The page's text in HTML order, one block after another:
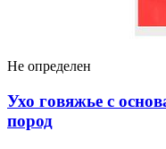
Не определен
Ухо говяжье с
пород